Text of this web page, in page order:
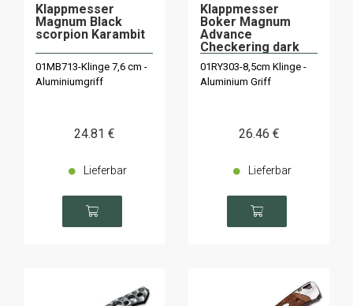
Klappmesser
Magnum Black
scorpion Karambit
01MB713-Klinge 7,6 cm -
Aluminiumgriff
24.81 €
Lieferbar
Klappmesser
Boker Magnum
Advance
Checkering dark
01RY303-8,5cm Klinge -
Aluminium Griff
26.46 €
Lieferbar